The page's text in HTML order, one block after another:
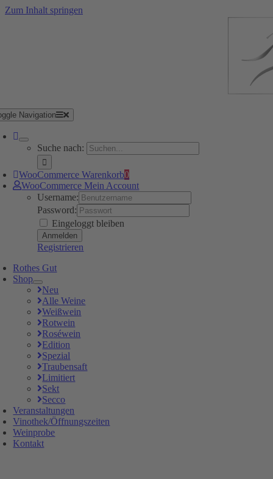
Zum Inhalt springen
Navigation
Suche nach:
WooCommerce Warenkorb0
WooCommerce Mein Account
Username:
Password:
Eingeloggt bleiben
Registrieren
Rothes Gut
Shop
Neu
Alle Weine
Weißwein
Rotwein
Roséwein
Edition
Spezial
Traubensaft
Limitiert
Sekt
Secco
Veranstaltungen
Vinothek/Öffnungszeiten
Weinprobe
Kontakt